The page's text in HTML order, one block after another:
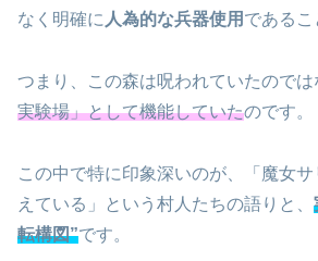
なく明確に 人為的な兵器使用 であるこ
つまり、この森は呪われていたのでは
実験場」として機能していたのです。
この中で特に印象深いのが、「魔女
えている」という村人たちの語りと、
転構図”です。